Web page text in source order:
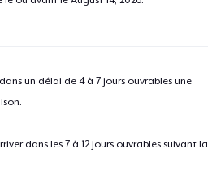
un délai de 4 à 7 jours ouvrables une
dans les 7 à 12 jours ouvrables suivant la